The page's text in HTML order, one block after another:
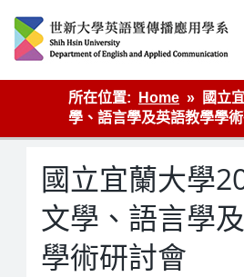
content
英語傳播
所在位置:
Home
國立
學、語言學及英語教學學
國立宜蘭大學
文學、語言學
學術研討會